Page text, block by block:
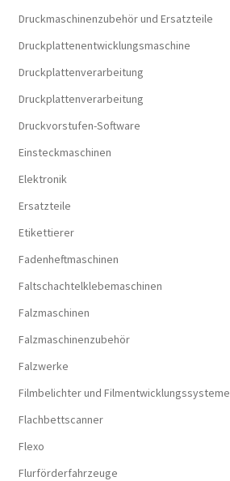
Druckmaschinenzubehör und Ersatzteile
Druckplattenentwicklungsmaschine
Druckplattenverarbeitung
Druckplattenverarbeitung
Druckvorstufen-Software
Einsteckmaschinen
Elektronik
Ersatzteile
Etikettierer
Fadenheftmaschinen
Faltschachtelklebemaschinen
Falzmaschinen
Falzmaschinenzubehör
Falzwerke
Filmbelichter und Filmentwicklungssysteme
Flachbettscanner
Flexo
Flurförderfahrzeuge